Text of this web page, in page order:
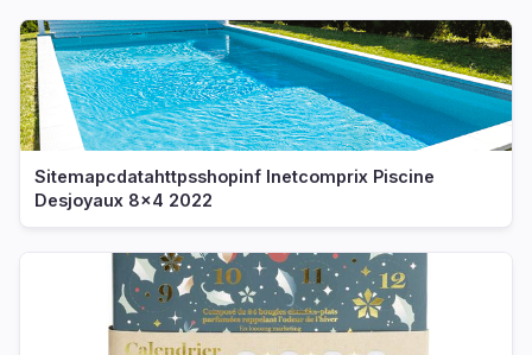
Sitemapcdatahttpsshopinf Inetcomprix Piscine
Desjoyaux 8x4 2022